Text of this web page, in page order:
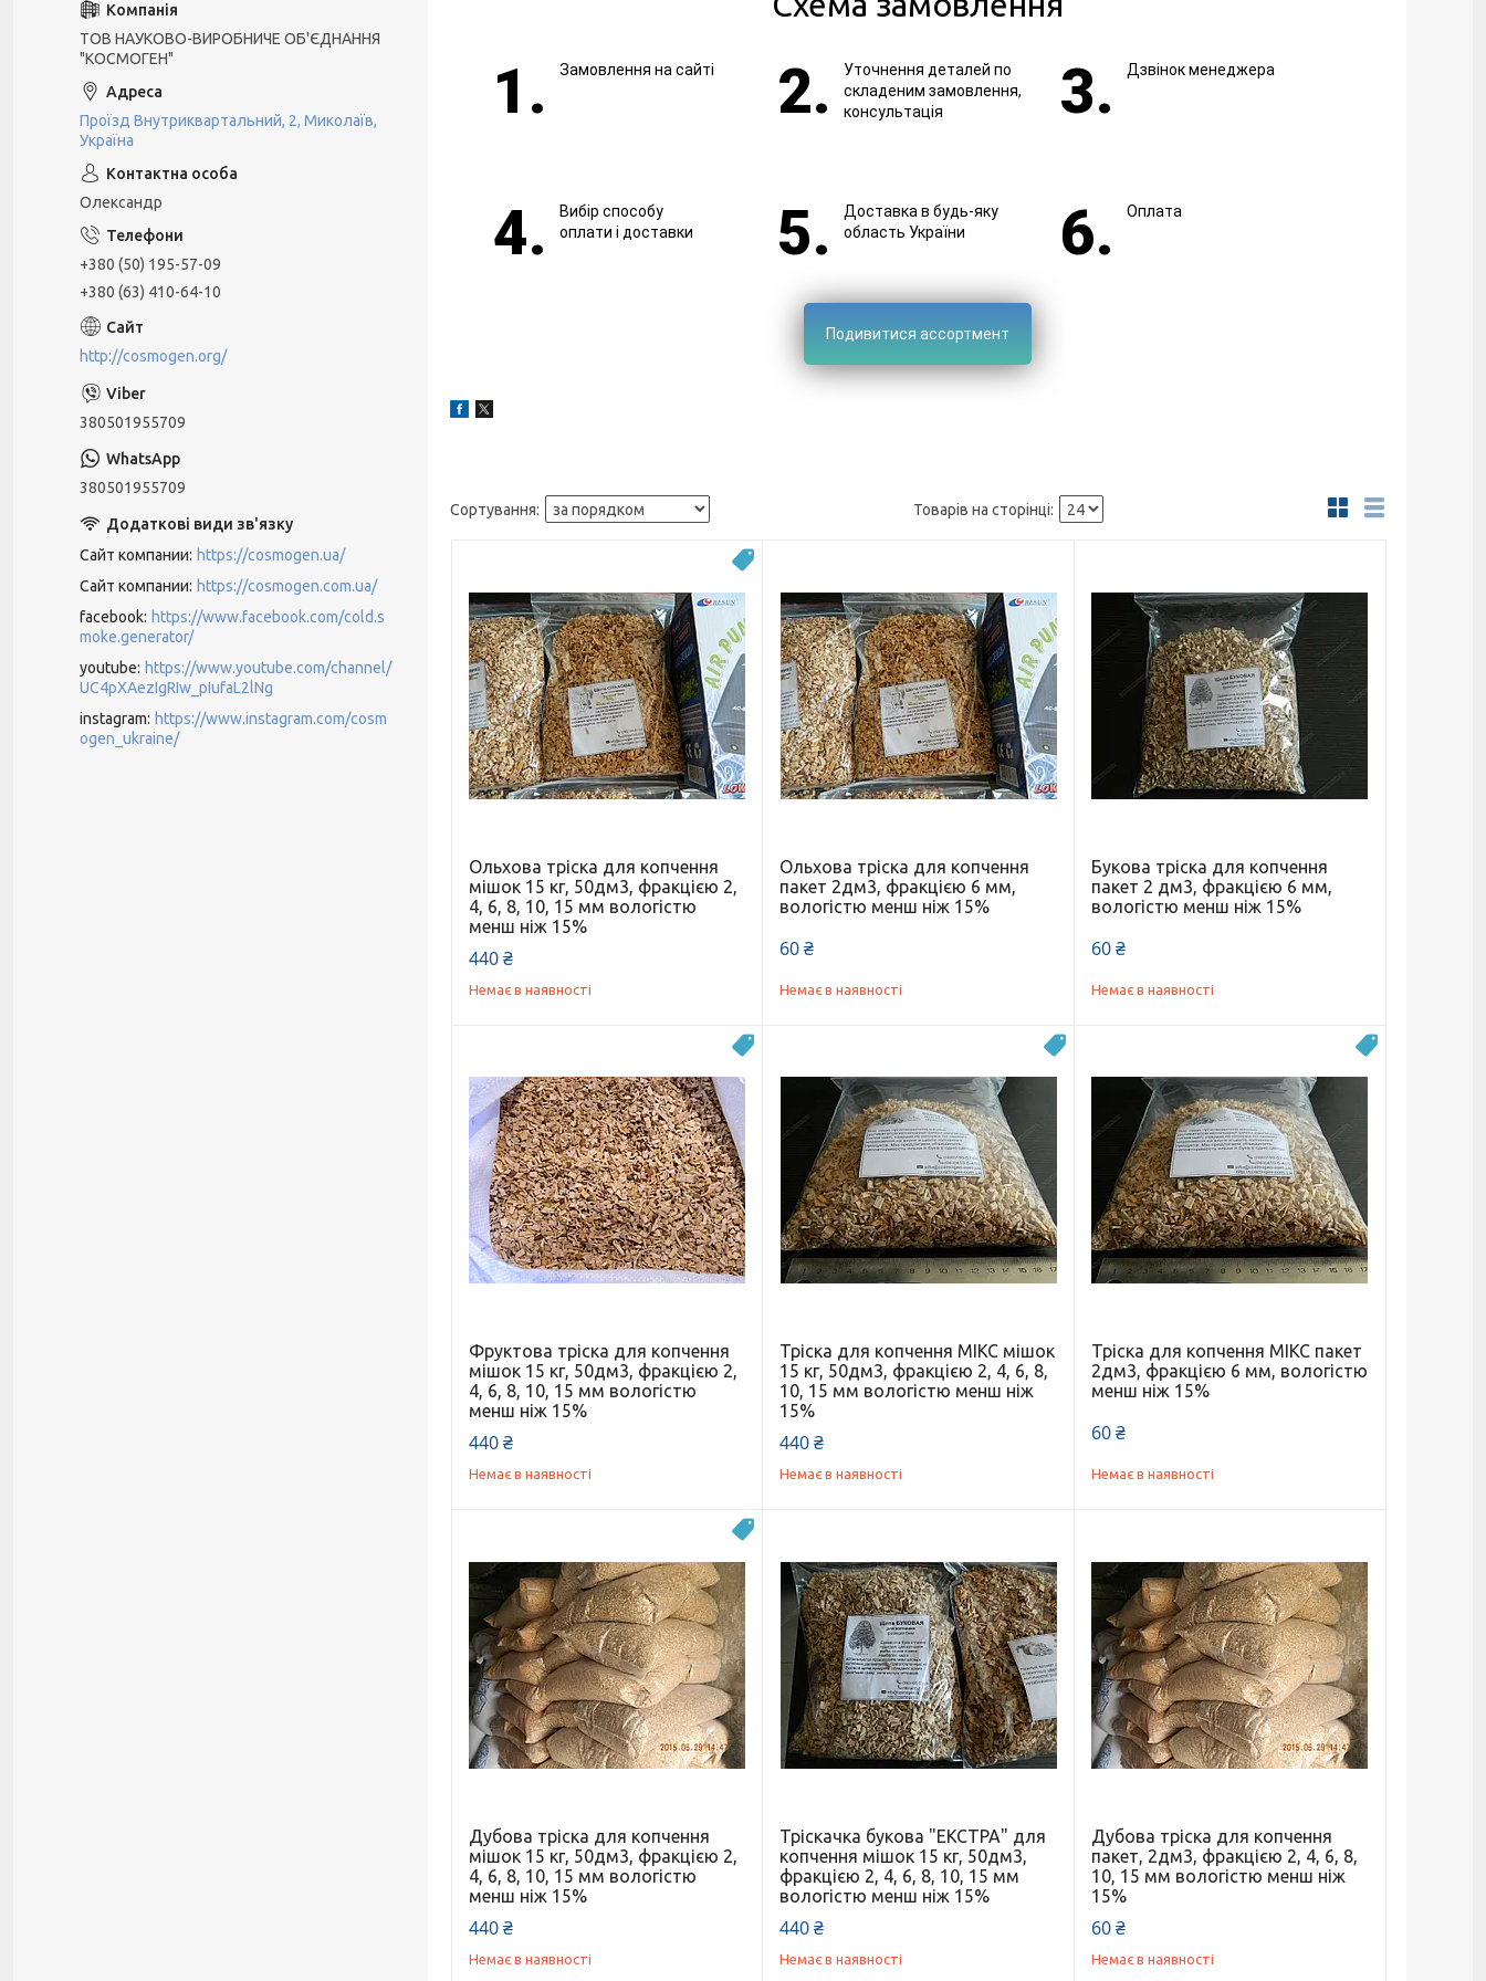
Замовлення на сайті
Уточнення деталей по
складеним замовлення,
консультація
Дзвінок менеджера
Вибір способу
оплати і доставки
Доставка в будь-яку
область України
Оплата
Подивитися ассортмент
Ольхова тріска для копчення
мішок 15 кг, 50дм3, фракцією 2,
4, 6, 8, 10, 15 мм вологістю
менш ніж 15%
440 ₴
Немає в наявності
Ольхова тріска для копчення
пакет 2дм3, фракцією 6 мм,
вологістю менш ніж 15%
60 ₴
Немає в наявності
Букова тріска для копчення
пакет 2 дм3, фракцією 6 мм,
вологістю менш ніж 15%
60 ₴
Немає в наявності
Фруктова тріска для копчення
мішок 15 кг, 50дм3, фракцією 2,
4, 6, 8, 10, 15 мм вологістю
менш ніж 15%
440 ₴
Немає в наявності
Тріска для копчення МІКС мішок
15 кг, 50дм3, фракцією 2, 4, 6, 8,
10, 15 мм вологістю менш ніж
15%
440 ₴
Немає в наявності
Тріска для копчення МІКС пакет
2дм3, фракцією 6 мм, вологістю
менш ніж 15%
60 ₴
Немає в наявності
Дубова тріска для копчення
мішок 15 кг, 50дм3, фракцією 2,
4, 6, 8, 10, 15 мм вологістю
менш ніж 15%
440 ₴
Немає в наявності
Тріскачка букова "ЕКСТРА" для
копчення мішок 15 кг, 50дм3,
фракцією 2, 4, 6, 8, 10, 15 мм
вологістю менш ніж 15%
440 ₴
Немає в наявності
Дубова тріска для копчення
пакет, 2дм3, фракцією 2, 4, 6, 8,
10, 15 мм вологістю менш ніж
15%
60 ₴
Немає в наявності
ТОВ НАУКОВО-ВИРОБНИЧЕ ОБ'ЄДНАННЯ
"КОСМОГЕН"
Проїзд Внутриквартальний, 2, Миколаїв,
Україна
Олександр
+380 (50) 195-57-09
+380 (63) 410-64-10
http://cosmogen.org/
380501955709
380501955709
Сайт компании
https://cosmogen.ua/
Сайт компании
https://cosmogen.com.ua/
facebook https://www.facebook.com/cold.s
moke.generator/
youtube
https://www.youtube.com/channel/
UC4pXAezIgRIw_pIufaL2lNg
instagram
https://www.instagram.com/cosm
ogen_ukraine/